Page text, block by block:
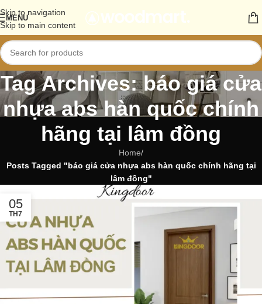
Skip to navigation
Skip to main content
MENU
Tag Archives: báo giá cửa
nhựa abs hàn quốc chính
hãng tại lâm đồng
Home/
Posts Tagged "báo giá cửa nhựa abs hàn quốc chính hãng tại
lâm đồng"
05
TH7